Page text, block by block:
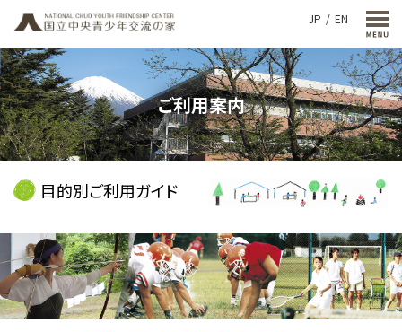
JP EN
ご利用案内
目的別ご利用ガイド